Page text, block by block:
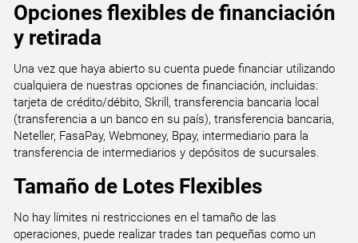
Opciones flexibles de financiación
y retirada
Una vez que haya abierto su cuenta puede financiar utilizando
cualquiera de nuestras opciones de financiación, incluidas:
tarjeta de crédito/débito, Skrill, transferencia bancaria local
(transferencia a un banco en su país), transferencia bancaria,
Neteller, FasaPay, Webmoney, Bpay, intermediario para la
transferencia de intermediarios y depósitos de sucursales.
Tamaño de Lotes Flexibles
No hay límites ni restricciones en el tamaño de las
operaciones, puede realizar trades tan pequeñas como un